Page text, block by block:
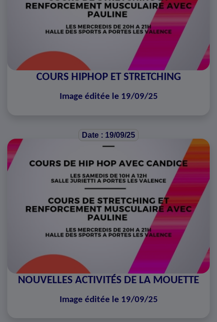
COURS HIPHOP ET STRETCHING
Image éditée le 19/09/25
Date : 19/09/25
NOUVELLES ACTIVITÉS DE LA MOUETTE
Image éditée le 19/09/25